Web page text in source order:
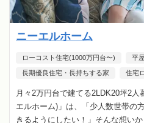
ニーエルホーム
ローコスト住宅(1000万円台〜) 平屋
長期優良住宅・長持ちする家 住宅
月々2万円台で建てる2LDK20坪2
エルホーム)」は、「少人数世帯の
きるようにしたい！」そんな想い